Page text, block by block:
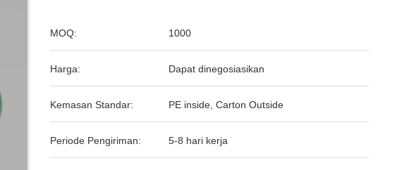
MOQ: 1000
Harga: Dapat dinegosiasikan
Kemasan Standar: PE inside, Carton Outside
Periode Pengiriman: 5-8 hari kerja